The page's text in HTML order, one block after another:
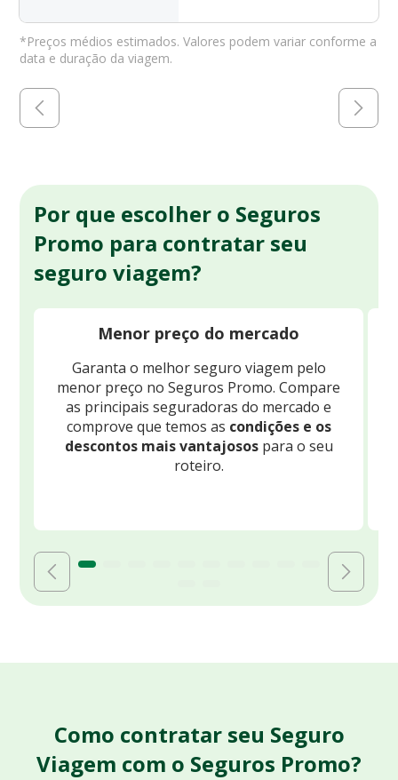
*Preços médios estimados. Valores podem variar conforme a
data e duração da viagem.
Por que escolher o Seguros
Promo para contratar seu
seguro viagem?
Menor preço do mercado
Garanta o melhor seguro viagem pelo
menor preço no Seguros Promo. Compare
as principais seguradoras do mercado e
comprove que temos as condições e os
descontos mais vantajosospara o seu
roteiro.
Como contratar seu Seguro
Viagem com o Seguros Promo?